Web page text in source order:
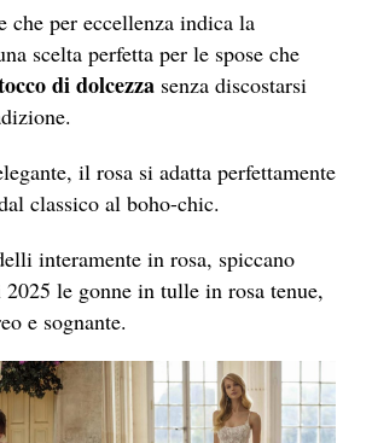
per eccellenza indica la
scelta perfetta per le spose che
di dolcezza senza discostarsi
il rosa si adatta perfettamente
classico al boho-chic.
interamente in rosa, spiccano
le gonne in tulle in rosa tenue,
e sognante.